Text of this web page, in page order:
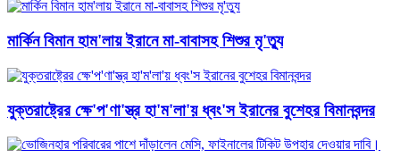
মার্কিন বিমান হাম'লায় ইরানে মা-বাবাসহ শিশুর মৃ'ত্যু
যুক্তরাষ্ট্রের ক্ষে'প'ণা'স্ত্র হা'ম'লা'য় ধ্বং'স ইরানের বুশেহর বিমানবন্দর